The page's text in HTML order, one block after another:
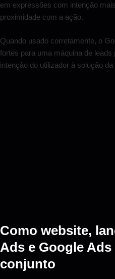
em expressões com intenção
proximidade com a ação.
Quando usado corretamente, o
fortes para uma máquina de leads
intenção do utilizador à solução
Como website,
Ads e Google
conjunto